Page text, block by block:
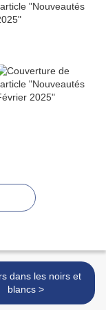
dans les noirs et
blancs >